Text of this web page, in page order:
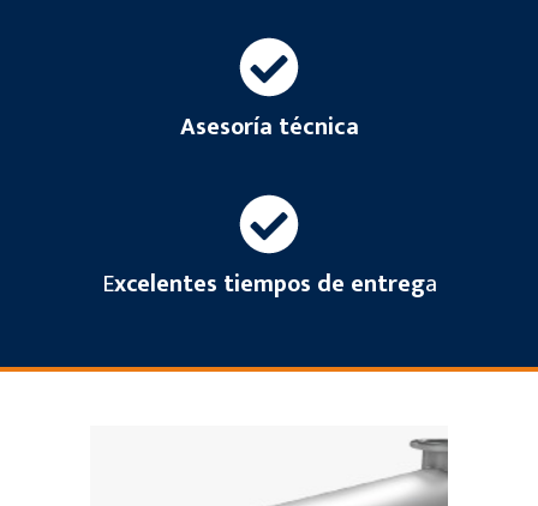
Asesoría técnica
Excelentes tiempos de entrega